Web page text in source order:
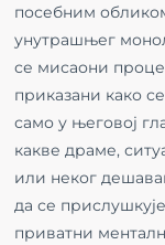
посебним
унутрашњег
се мисаони
приказани како се
само у његовој
какве драме,
или неког
да се
приватни